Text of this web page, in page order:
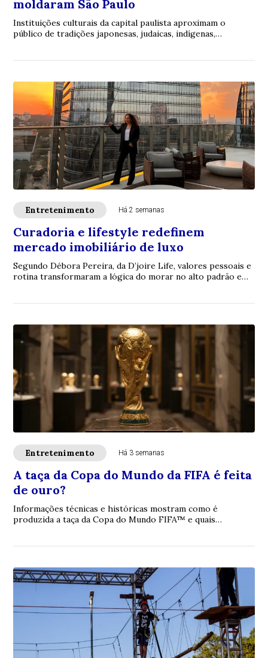
moldaram São Paulo
Instituições culturais da capital paulista aproximam o
público de tradições japonesas, judaicas, indígenas,
Entretenimento Há 2 semanas
Curadoria e lifestyle redefinem
mercado imobiliário de luxo
Segundo Débora Pereira, da D’joire Life, valores pessoais e
rotina transformaram a lógica do morar no alto padrão em
Entretenimento Há 3 semanas
A taça da Copa do Mundo da FIFA é feita
de ouro?
Informações técnicas e históricas mostram como é
produzida a taça da Copa do Mundo FIFA™ e quais